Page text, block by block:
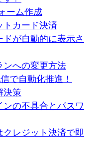
ーム作成
トカード決済
が自動的に表示さ
ンへの変更方法
で自動化推進！
決策
の不具合とパスワ
レジット決済で即